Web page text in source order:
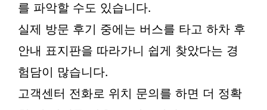
를 파악할 수도 있습니다.
실제 방문 후기 중에는 버스를 타고 하차 후
안내 표지판을 따라가니 쉽게 찾았다는 경
험담이 많습니다.
고객센터 전화로 위치 문의를 하면 더 정확